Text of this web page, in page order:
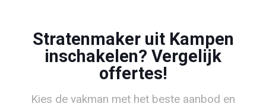
Stratenmaker uit Kampen
inschakelen? Vergelijk
offertes!
Kies de vakman met het beste aanbod en